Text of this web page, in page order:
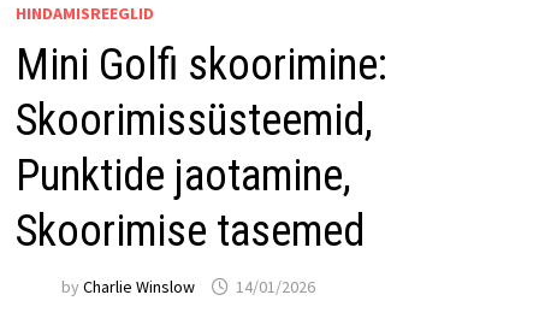
HINDAMISREEGLID
Mini Golfi skoorimine:
Skoorimissüsteemid,
Punktide jaotamine,
Skoorimise tasemed
by Charlie Winslow 14/01/2026